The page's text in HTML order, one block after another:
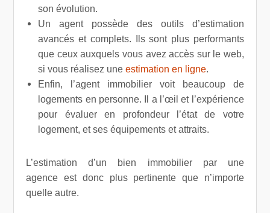
son évolution.
Un agent possède des outils d’estimation
avancés et complets. Ils sont plus performants
que ceux auxquels vous avez accès sur le web,
si vous réalisez uneestimation en ligne.
Enfin, l’agent immobilier voit beaucoup de
logements en personne. Il a l’œil et l’expérience
pour évaluer en profondeur l’état de votre
logement, et ses équipements et attraits.
L’estimation d’un bien immobilier par une
agence est donc plus pertinente que n’importe
quelle autre.